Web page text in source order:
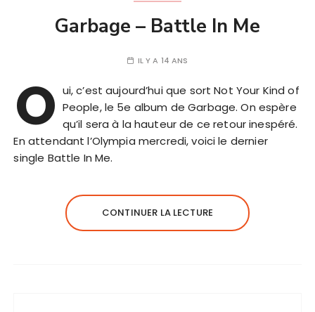
Garbage – Battle In Me
IL Y A 14 ANS
O ui, c’est aujourd’hui que sort Not Your Kind of
People, le 5e album de Garbage. On espère
qu’il sera à la hauteur de ce retour inespéré.
En attendant l’Olympia mercredi, voici le dernier
single Battle In Me.
CONTINUER LA LECTURE